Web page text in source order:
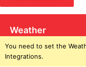
Weather
You need to set the
Integrations.